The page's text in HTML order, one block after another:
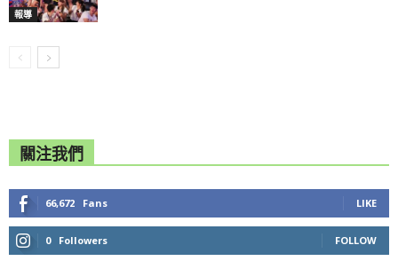
報導
關注我們
66,672 Fans LIKE
0 Followers FOLLOW